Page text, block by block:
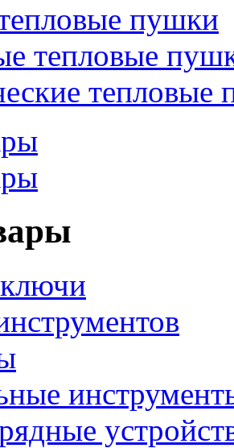
пушки
тепловые
тепловые